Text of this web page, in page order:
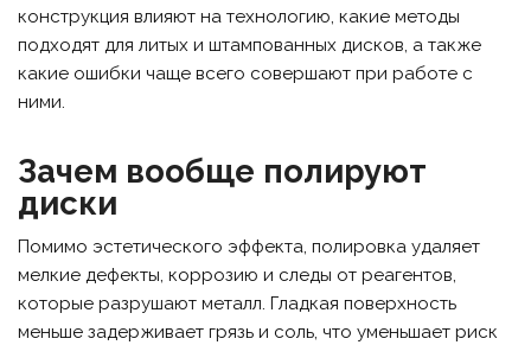
конструкция влияют на технологию, какие методы
подходят для литых и штампованных дисков, а также
какие ошибки чаще всего совершают при работе с
ними.
Зачем вообще полируют
диски
Помимо эстетического эффекта, полировка удаляет
мелкие дефекты, коррозию и следы от реагентов,
которые разрушают металл. Гладкая поверхность
меньше задерживает грязь и соль, что уменьшает риск